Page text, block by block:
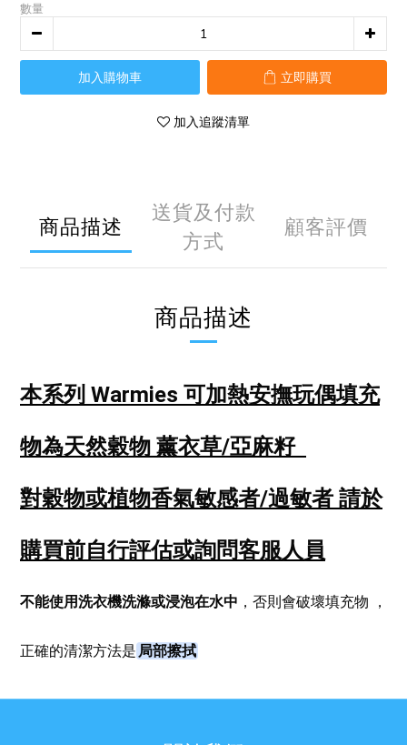
數量
加入購物車 立即購買
加入追蹤清單
商品描述
送貨及付款
方式
顧客評價
商品描述
本系列 Warmies 可加熱安撫玩偶填充
物為天然穀物 薰衣草/亞麻籽
對穀物或植物香氣敏感者/過敏者 請於
購買前自行評估或詢問客服人員
不能使用洗衣機洗滌或浸泡在水中 ，否則會破壞填充物 ，
正確的清潔方法是 局部擦拭